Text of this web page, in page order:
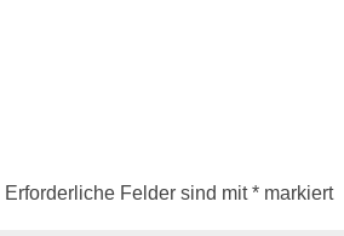
Erforderliche Felder sind mit* markiert